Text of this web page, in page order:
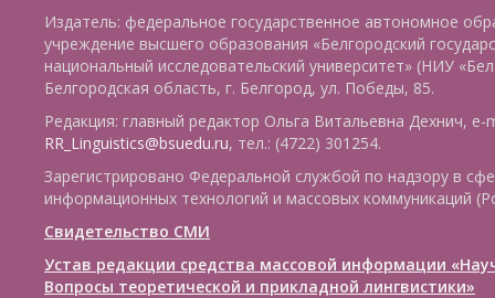
Издатель: федеральное государственное автономное
учреждение высшего образования «Белгородский
национальный исследовательский университет» (НИУ
Белгородская область, г. Белгород, ул. Победы, 85.
Редакция: главный редактор Ольга Витальевна Дехнич, e-
RR_Linguistics@bsuedu.ru, тел.: (4722) 301254.
Зарегистрировано Федеральной службой по надзору в
информационных технологий и массовых коммуникаций
Свидетельство СМИ
Устав редакции средства массовой информации
Вопросы теоретической и прикладной лингвистики»